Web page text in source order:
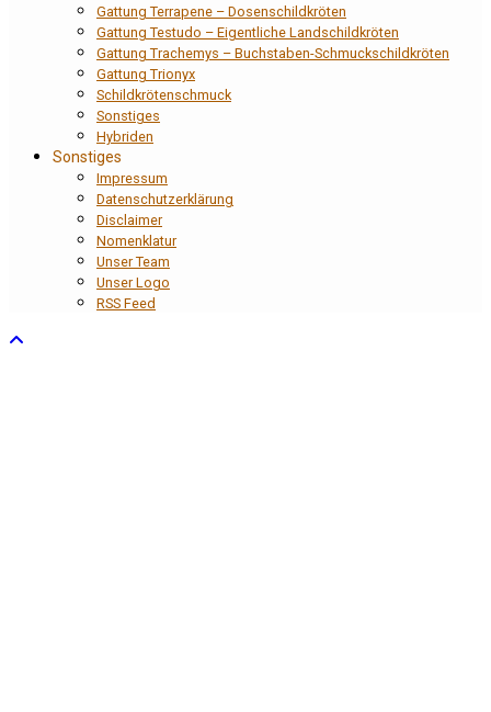
Gattung Terrapene – Dosenschildkröten
Gattung Testudo – Eigentliche Landschildkröten
Gattung Trachemys – Buchstaben-Schmuckschildkröten
Gattung Trionyx
Schildkrötenschmuck
Sonstiges
Hybriden
Sonstiges
Impressum
Datenschutzerklärung
Disclaimer
Nomenklatur
Unser Team
Unser Logo
RSS Feed